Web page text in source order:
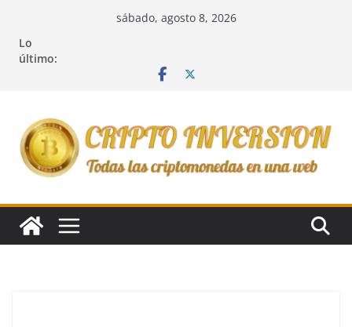
contenido
sábado, agosto 8, 2026
Lo
último: